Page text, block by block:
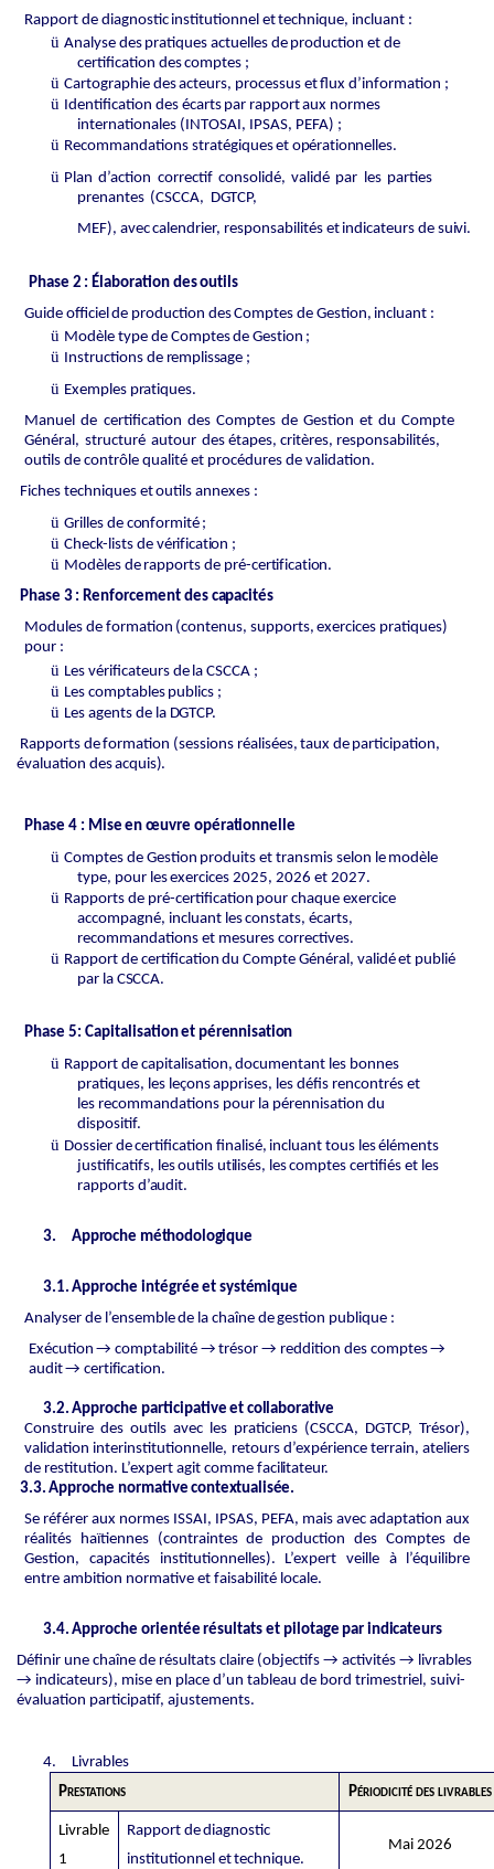
Rapport de diagnostic institutionnel ettechnique, incluant :
ü Analyse des pratiques actuelles de production et de
certification descomptes ;
ü Cartographie desacteurs, processus etflux d’information ;
ü Identification des écarts par rapportaux normes
internationales (INTOSAI, IPSAS, PEFA) ;
ü Recommandations stratégiqueset opérationnelles.
ü Plan d’action correctif consolidé, validé par les parties
prenantes (CSCCA, DGTCP,
MEF), aveccalendrier, responsabilités et indicateurs de suivi.
Phase 2 : Élaboration desoutils
Guide officiel de production desComptes de Gestion, incluant :
ü Modèle type de Comptesde Gestion ;
ü Instructions de remplissage ;
ü Exemples pratiques.
Manuel de certification des Comptes de Gestion et du Compte
Général, structuré autour des étapes, critères, responsabilités,
outils de contrôle qualité et procédures de validation.
Fiches techniques etoutils annexes :
ü Grilles de conformité ;
ü Check-lists devérification ;
ü Modèles de rapports de pré-certification.
Phase 3 : Renforcement des capacités
Modules de formation (contenus, supports, exercices pratiques)
pour :
ü Les vérificateurs de la CSCCA ;
ü Les comptables publics ;
ü Les agents de la DGTCP.
Rapports deformation (sessions réalisées, taux de participation,
évaluation desacquis).
Phase 4 : Mise en œuvre opérationnelle
ü Comptes de Gestion produits et transmis selon le modèle
type, pour lesexercices 2025, 2026 et 2027.
ü Rapports de pré-certification pour chaque exercice
accompagné, incluant lesconstats, écarts,
recommandations et mesures correctives.
ü Rapport de certification du Compte Général, validéet publié
par laCSCCA.
Phase 5: Capitalisationet pérennisation
ü Rapport de capitalisation, documentant les bonnes
pratiques, les leçonsapprises, les défis rencontrés et
les recommandations pour la pérennisation du
dispositif.
ü Dossier decertification finalisé, incluant tous leséléments
justificatifs, lesoutils utilisés, lescomptes certifiés et les
rapports d’audit.
3. Approche méthodologique
3.1. Approche intégrée et systémique
Analyser de l’ensemblede la chaîne degestion publique :
Exécution → comptabilité → trésor → reddition des comptes→
audit→ certification.
3.2. Approche participative et collaborative
Construire des outils avec les praticiens (CSCCA, DGTCP, Trésor),
validation interinstitutionnelle, retours d’expérience terrain, ateliers
de restitution. L’expert agit commefacilitateur.
3.3. Approche normative contextualisée.
Se référer aux normes ISSAI, IPSAS, PEFA, mais avec adaptation aux
réalités haïtiennes (contraintes de production des Comptes de
Gestion,
capacités institutionnelles). L’expert veille
à l’équilibre
entre ambition normative et faisabilité locale.
3.4. Approche orientée résultats et pilotage par indicateurs
Définir une chaîne de résultats claire (objectifs → activités → livrables
→ indicateurs), mise en place d’un tableau de bord trimestriel, suivi-
évaluation participatif, ajustements.
4.
Livrables
Prestations
Périodicité des livrables
Livrable
1
Rapport dediagnostic
institutionnel ettechnique.
Mai 2026